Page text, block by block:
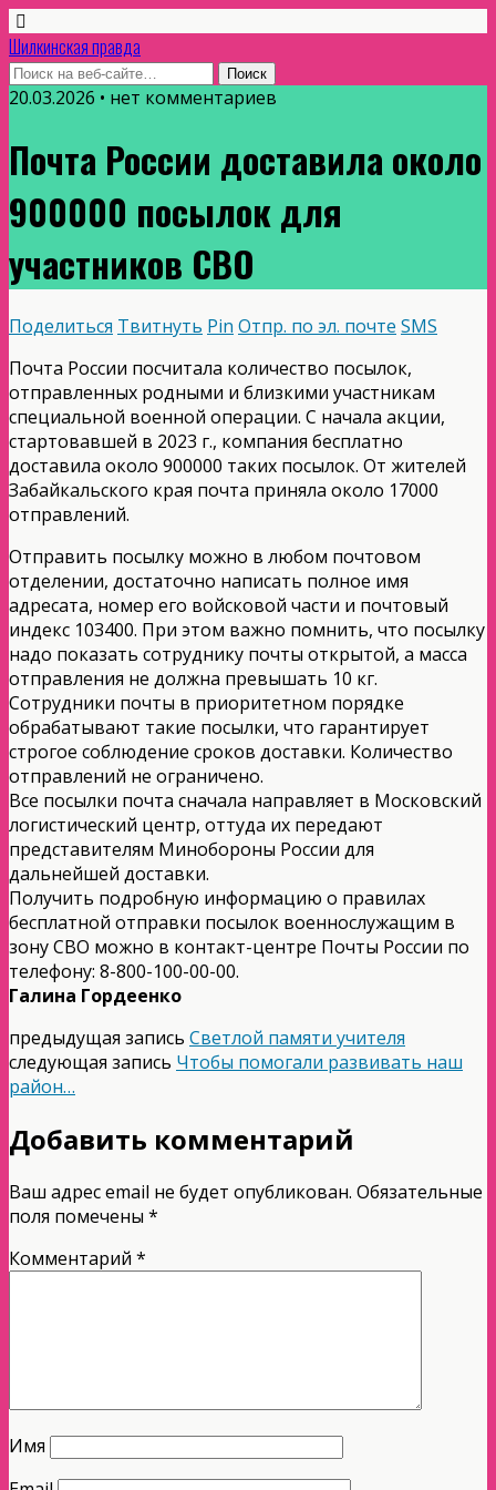
Шилкинская правда
20.03.2026 • нет комментариев
Почта России доставила около
900000 посылок для
участников СВО
Поделиться Твитнуть Pin Отпр. по эл. почте SMS
Почта России посчитала количество посылок,
отправленных родными и близкими участникам
специальной военной операции. С начала акции,
стартовавшей в 2023 г., компания бесплатно
доставила около 900000 таких посылок. От жителей
Забайкальского края почта приняла около 17000
отправлений.
Отправить посылку можно в любом почтовом
отделении, достаточно написать полное имя
адресата, номер его войсковой части и почтовый
индекс 103400. При этом важно помнить, что посылку
надо показать сотруднику почты открытой, а масса
отправления не должна превышать 10 кг.
Сотрудники почты в приоритетном порядке
обрабатывают такие посылки, что гарантирует
строгое соблюдение сроков доставки. Количество
отправлений не ограничено.
Все посылки почта сначала направляет в Московский
логистический центр, оттуда их передают
представителям Минобороны России для
дальнейшей доставки.
Получить подробную информацию о правилах
бесплатной отправки посылок военнослужащим в
зону СВО можно в контакт-центре Почты России по
телефону: 8-800-100-00-00.
Галина Гордеенко
предыдущая запись Светлой памяти учителя
следующая запись Чтобы помогали развивать наш
район…
Добавить комментарий
Ваш адрес email не будет опубликован. Обязательные
поля помечены *
Комментарий *
Имя